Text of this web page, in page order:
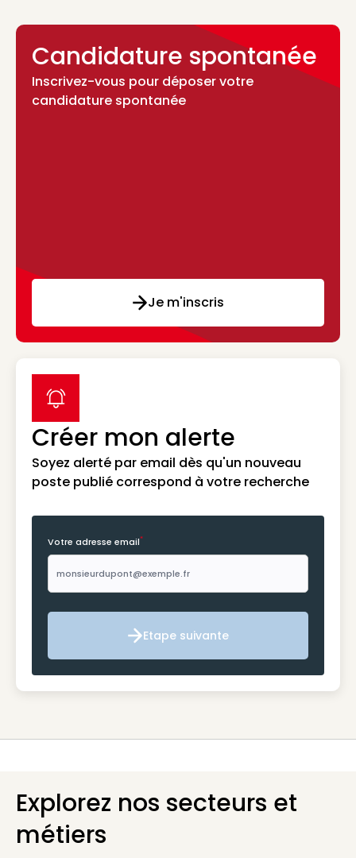
Candidature spontanée
Inscrivez-vous pour déposer votre
candidature spontanée
Je m'inscris
Créer mon alerte
Soyez alerté par email dès qu'un nouveau
poste publié correspond à votre recherche
label icon
Votre adresse email*
Etape suivante
Etape suivante
Explorez nos secteurs et
métiers